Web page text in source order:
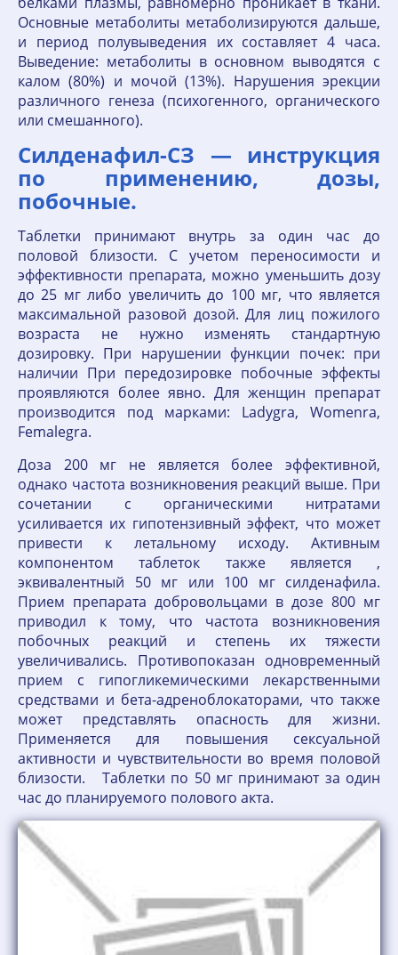
Основные метаболиты метаболизируются дальше,
и период полувыведения их составляет 4 часа.
Выведение: метаболиты в основном выводятся с
калом (80%) и мочой (13%). Нарушения эрекции
различного генеза (психогенного, органического
или смешанного).
Силденафил-СЗ — инструкция
по применению, дозы,
побочные.
Таблетки принимают внутрь за один час до
половой близости. С учетом переносимости и
эффективности препарата, можно уменьшить дозу
до 25 мг либо увеличить до 100 мг, что является
максимальной разовой дозой. Для лиц пожилого
возраста не нужно изменять стандартную
дозировку. При нарушении функции почек: при
наличии При передозировке побочные эффекты
проявляются более явно. Для женщин препарат
производится под марками: Ladygra, Womenra,
Femalegra.
Доза 200 мг не является более эффективной,
однако частота возникновения реакций выше. При
сочетании с органическими нитратами
усиливается их гипотензивный эффект, что может
привести к летальному исходу. Активным
компонентом таблеток также является ,
эквивалентный 50 мг или 100 мг силденафила.
Прием препарата добровольцами в дозе 800 мг
приводил к тому, что частота возникновения
побочных реакций и степень их тяжести
увеличивались. Противопоказан одновременный
прием с гипогликемическими лекарственными
средствами и бета-адреноблокаторами, что также
может представлять опасность для жизни.
Применяется для повышения сексуальной
активности и чувствительности во время половой
близости. Таблетки по 50 мг принимают за один
час до планируемого полового акта.